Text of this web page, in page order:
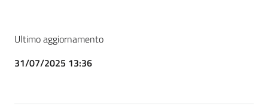
Ultimo aggiornamento
31/07/2025 13:36